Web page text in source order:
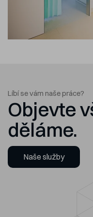
Líbí se vám naše práce?
Objevte
děláme.
Naše služby